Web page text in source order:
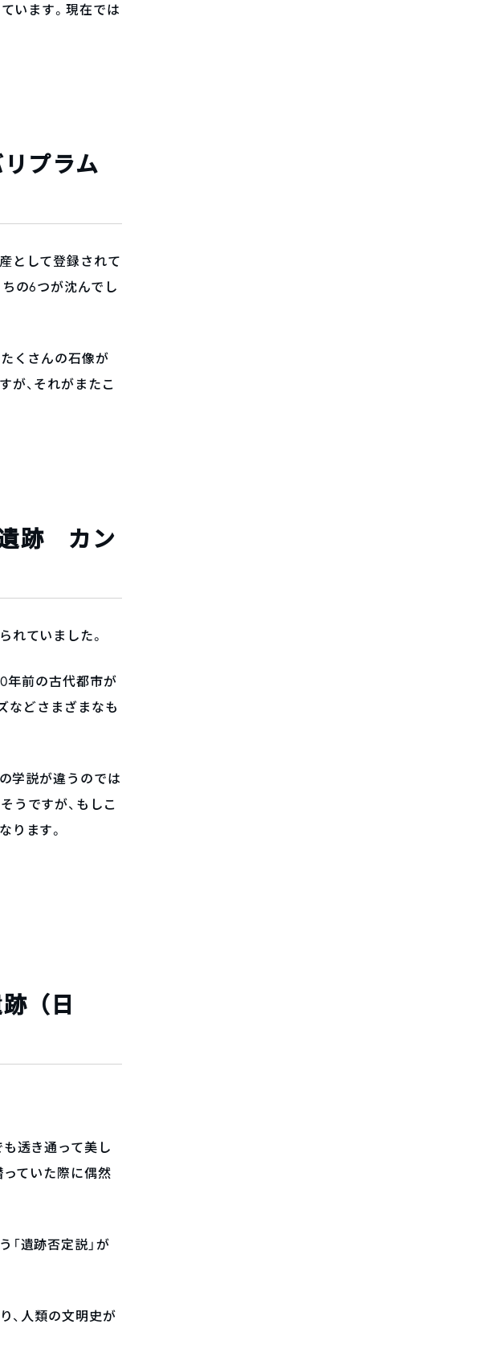
います。現在では
プラム
として登録されて
の6つが沈んでし
くさんの石像が
が、それがまたこ
遺跡 カン
れていました。
年前の古代都市が
などさまざまなも
学説が違うのでは
うですが、もしこ
ります。
（日
透き通って美し
ていた際に偶然
遺跡否定説」が
、人類の文明史が